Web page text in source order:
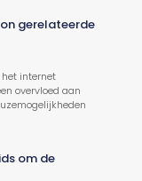
gerelateerde
internet
overvloed aan
om de